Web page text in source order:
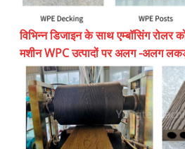
विभिन्न डिजाइन के साथ एम्बॉसिंग
मशीन WPC उत्पादों पर अलग -अलग